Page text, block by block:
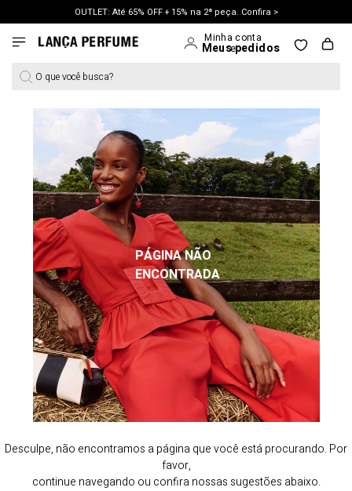
OUTLET: Até 65% OFF + 15% na 2ª peça. Confira >
O que você busca?
PÁGINA NÃO
ENCONTRADA
Desculpe, não encontramos a página que você está procurando. Por
favor,
continue navegando ou confira nossas sugestões abaixo.